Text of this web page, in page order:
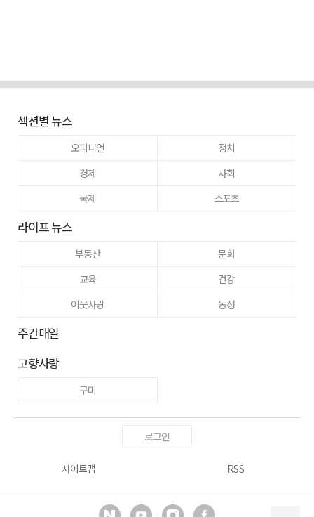
섹션별 뉴스
오피니언
정치
경제
사회
국제
스포츠
라이프 뉴스
부동산
문화
교육
건강
이웃사랑
동정
주간매일
고향사랑
구미
로그인
사이트맵 RSS